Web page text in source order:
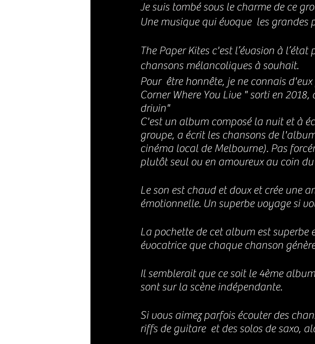
Je suis tombé sous le charme de ce
Une musique qui évoque  les grandes
The Paper Kites c'est l’évasion à
chansons mélancoliques à souhait.
Pour  être honnête, je ne connais
Corner Where You Live " sorti en
drivin"
C'est un album composé la nuit et à
groupe, a écrit les chansons de
cinéma local de Melbourne). Pas
plutôt seul ou en amoureux au coin
Le son est chaud et doux et crée une
émotionnelle. Un superbe voyage si
La pochette de cet album est
évocatrice que chaque chanson
Il semblerait que ce soit le 4ème
sont sur la scène indépendante.
Si vous aimez parfois écouter des
riffs de guitare  et des solos de saxo,